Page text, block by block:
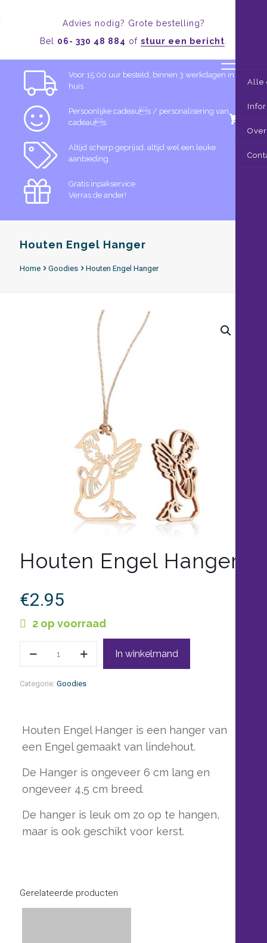
Advies nodig? Grote bestelling?
Bel 06- 330 48 884 of stuur een bericht
Voor 15:00 uur besteld, binnen 3 werkdagen in
huis
Persoonlijke cadeaus / personalisering van
cadeaus
Altijd scherp geprijsd, altijd wel een leuke
aanbieding
Gratis inpakservice.
Verras de ander!
Houten Engel Hanger
Home Goodies Houten Engel Hanger
Houten Engel Hanger
€2.95
2 op voorraad
Engel
aantal
In winkelmand
Categorie: Goodies
Houten Engel Hanger is een hanger van
een Engel gemaakt van lindehout.
De Hanger is ongeveer 6 cm lang en
ongeveer 4,5 cm breed.
De hanger is leuk om zo op te hangen,
maar is ook geschikt voor kerst.
Gerelateerde producten
Alle